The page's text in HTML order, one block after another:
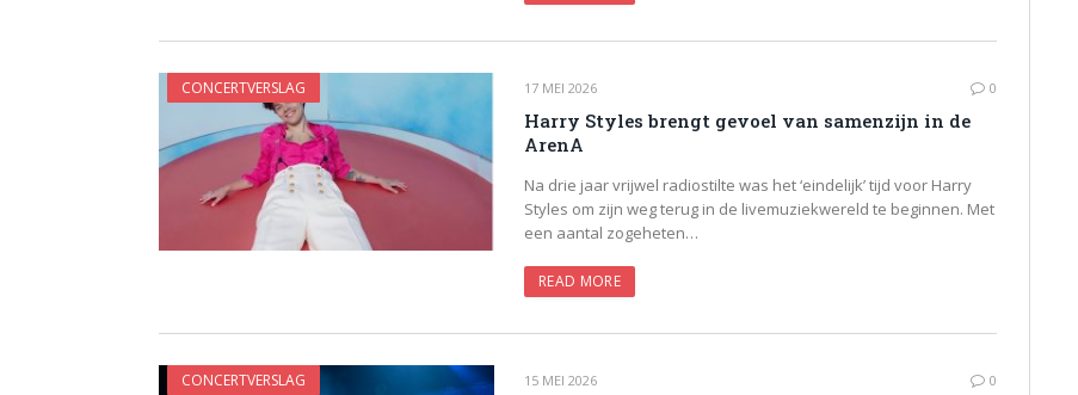
CONCERTVERSLAG 17 MEI 2026 0
Harry Styles brengt gevoel van samenzijn in de
ArenA
Na drie jaar vrijwel radiostilte was het ‘eindelijk’ tijd voor Harry
Styles om zijn weg terug in de livemuziekwereld te beginnen. Met
een aantal zogeheten…
READ MORE
CONCERTVERSLAG 15 MEI 2026 0